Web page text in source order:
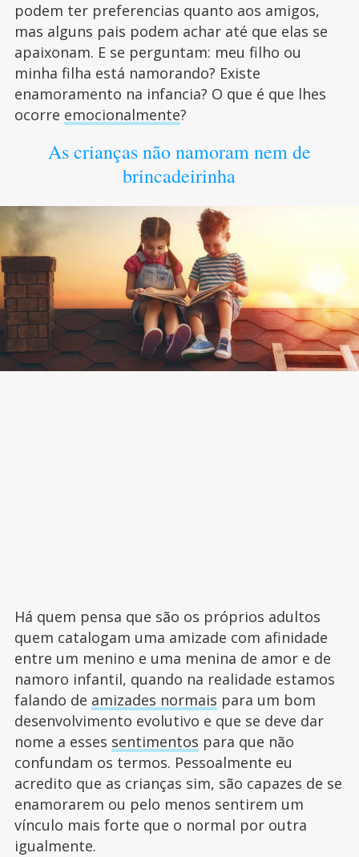
podem ter preferencias quanto aos amigos,
mas alguns pais podem achar até que elas se
apaixonam. E se perguntam: meu filho ou
minha filha está namorando? Existe
enamoramento na infancia? O que é que lhes
ocorre emocionalmente?
As crianças não namoram nem de
brincadeirinha
Há quem pensa que são os próprios adultos
quem catalogam uma amizade com afinidade
entre um menino e uma menina de amor e de
namoro infantil, quando na realidade estamos
falando de amizades normais para um bom
desenvolvimento evolutivo e que se deve dar
nome a esses sentimentos para que não
confundam os termos. Pessoalmente eu
acredito que as crianças sim, são capazes de se
enamorarem ou pelo menos sentirem um
vínculo mais forte que o normal por outra
igualmente.